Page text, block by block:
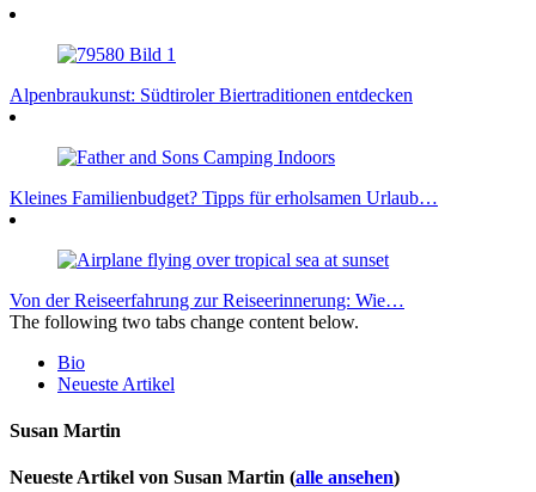
Alpenbraukunst: Südtiroler Biertraditionen entdecken
Kleines Familienbudget? Tipps für erholsamen Urlaub…
Von der Reiseerfahrung zur Reiseerinnerung: Wie…
The following two tabs change content below.
Bio
Neueste Artikel
Susan Martin
Neueste Artikel von Susan Martin (alle ansehen)